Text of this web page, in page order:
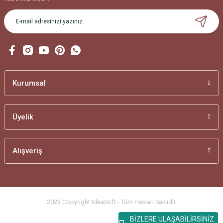
BİZLERE ULAŞABİLİRSİNİZ
Kurumsal
Üyelik
Alışveriş
2023 Copyright IdeaSoft - Tüm Hakları Saklıdır.